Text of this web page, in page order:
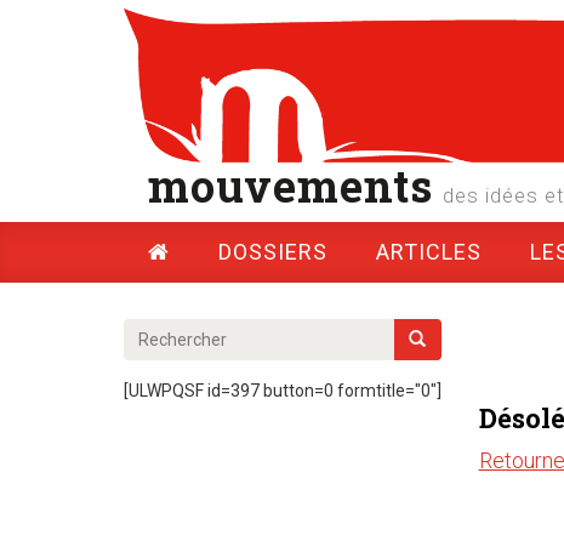
mouvements des idées
DOSSIERS ARTICLES
[ULWPQSF id=397 button=0 formtitle="0"]